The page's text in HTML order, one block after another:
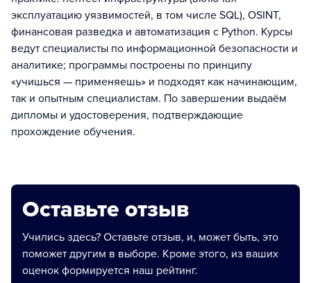
эксплуатацию уязвимостей, в том числе SQL), OSINT,
финансовая разведка и автоматизация с Python. Курсы
ведут специалисты по информационной безопасности и
аналитике; программы построены по принципу
«учишься — применяешь» и подходят как начинающим,
так и опытным специалистам. По завершении выдаём
дипломы и удостоверения, подтверждающие
прохождение обучения.
Оставьте отзыв
Учились здесь? Оставьте отзыв, и, может быть, это
поможет другим в выборе. Кроме этого, из ваших
оценок формируется наш рейтинг.